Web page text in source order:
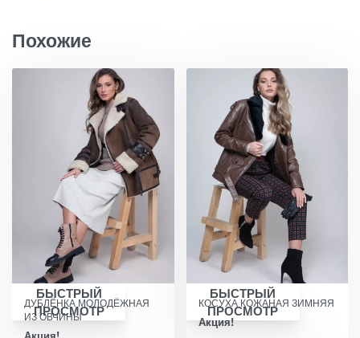
Похожие
БЫСТРЫЙ
ПРОСМОТР
ДУБЛЁНКА МОЛОДЁЖНАЯ
ИЗ ОВЧИНЫ
БЫСТРЫЙ
ПРОСМОТР
КОСУХА КОЖАНАЯ ЗИМНЯЯ
Акция!